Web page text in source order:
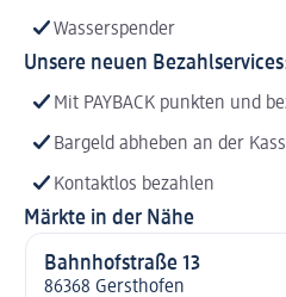
Wasserspender
Unsere neuen
Mit PAYBACK punkten und
Bargeld abheben an der
Kontaktlos bezahlen
Märkte in der Nähe
Bahnhofstraße 13
86368 Gersthofen